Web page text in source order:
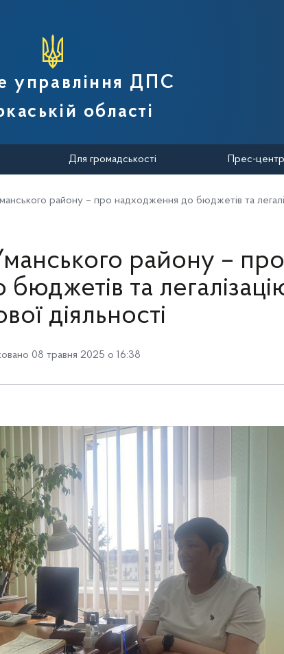
служби України
управління ДПС
області
Для громадськості Прес-центр
району – про надходження до бюджетів та
району – про
та
діяльності
08 травня 2025 о 16:38